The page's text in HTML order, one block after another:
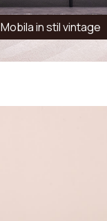
Mobila in stil vintage